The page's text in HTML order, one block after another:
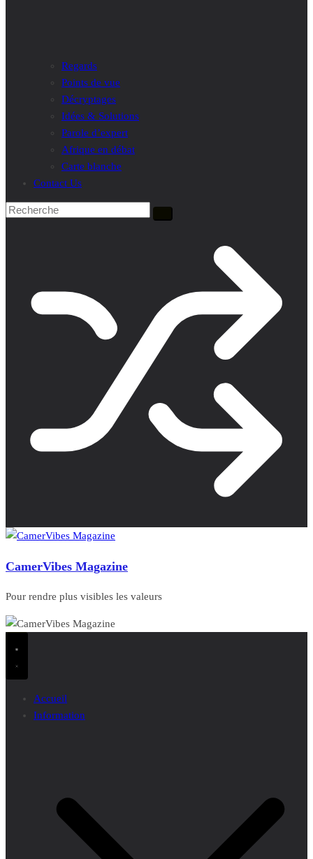
Regards
Points de vue
Décryptages
Idées & Solutions
Parole d’expert
Afrique en débat
Carte blanche
Contact Us
CamerVibes Magazine
Pour rendre plus visibles les valeurs
Accueil
Information